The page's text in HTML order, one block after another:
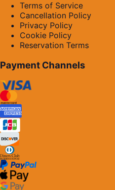
Terms of Service
Cancellation Policy
Privacy Policy
Cookie Policy
Reservation Terms
Payment Channels